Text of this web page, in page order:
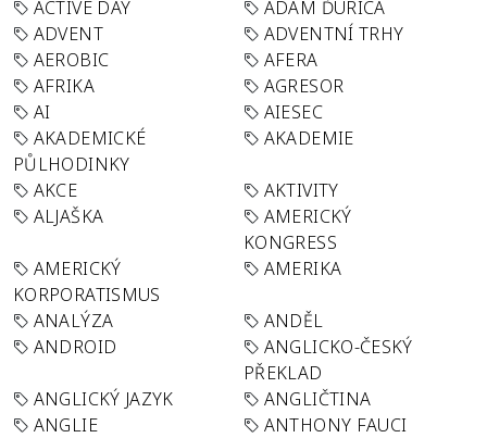
ACTIVE DAY
ADAM ĎURICA
ADVENT
ADVENTNÍ TRHY
AEROBIC
AFERA
AFRIKA
AGRESOR
AI
AIESEC
AKADEMICKÉ
PŮLHODINKY
AKADEMIE
AKCE
AKTIVITY
ALJAŠKA
AMERICKÝ
KONGRESS
AMERICKÝ
KORPORATISMUS
AMERIKA
ANALÝZA
ANDĚL
ANDROID
ANGLICKO-ČESKÝ
PŘEKLAD
ANGLICKÝ JAZYK
ANGLIČTINA
ANGLIE
ANTHONY FAUCI